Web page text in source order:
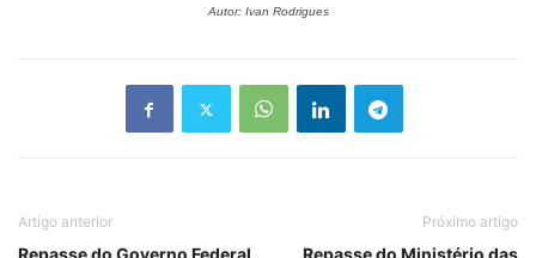
Autor: Ivan Rodrigues
Artigo anterior
Repasse do Governo Federal
Próximo artigo
Repasse do Ministério das